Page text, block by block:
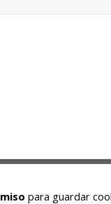
para guardar